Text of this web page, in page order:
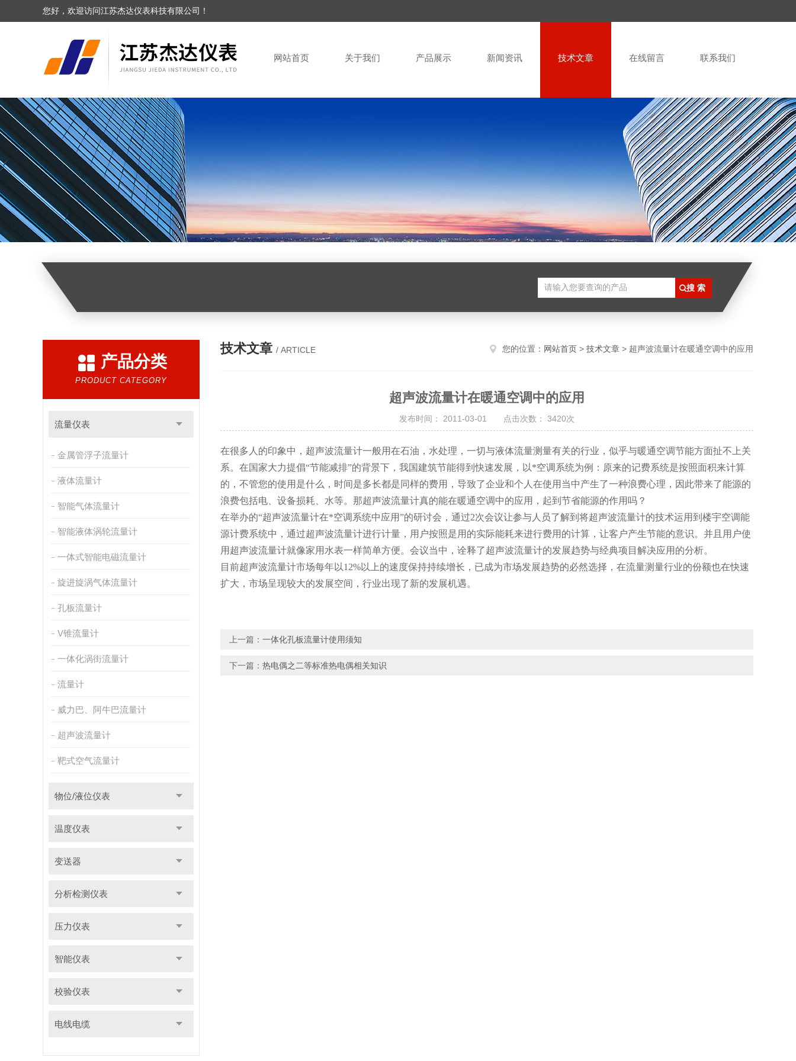
您好，欢迎访问江苏杰达仪表科技有限公司！
网站首页 关于我们 产品展示 新闻资讯 技术文章 在线留言 联系我们
产品分类
PRODUCT CATEGORY
流量仪表
金属管浮子流量计
液体流量计
智能气体流量计
智能液体涡轮流量计
一体式智能电磁流量计
旋进旋涡气体流量计
孔板流量计
V锥流量计
一体化涡街流量计
流量计
威力巴、阿牛巴流量计
超声波流量计
靶式空气流量计
物位/液位仪表
温度仪表
变送器
分析检测仪表
压力仪表
智能仪表
校验仪表
电线电缆
技术文章 / ARTICLE 您的位置： 网站首页 > 技术文章 > 超声波流量计在暖通空调中的应用
超声波流量计在暖通空调中的应用
发布时间： 2011-03-01 点击次数： 3420次
在很多人的印象中，超声波流量计一般用在石油，水处理，一切与液体流量测量有关的行业，似乎与暖通空调节能方面扯不上关
系。在国家大力提倡“节能减排”的背景下，我国建筑节能得到快速发展，以*空调系统为例：原来的记费系统是按照面积来计算
的，不管您的使用是什么，时间是多长都是同样的费用，导致了企业和个人在使用当中产生了一种浪费心理，因此带来了能源的
浪费包括电、设备损耗、水等。那超声波流量计真的能在暖通空调中的应用，起到节省能源的作用吗？
在举办的“超声波流量计在*空调系统中应用”的研讨会，通过2次会议让参与人员了解到将超声波流量计的技术运用到楼宇空调能
源计费系统中，通过超声波流量计进行计量，用户按照是用的实际能耗来进行费用的计算，让客户产生节能的意识。并且用户使
用超声波流量计就像家用水表一样简单方便。会议当中，诠释了超声波流量计的发展趋势与经典项目解决应用的分析。
目前超声波流量计市场每年以12%以上的速度保持持续增长，已成为市场发展趋势的必然选择，在流量测量行业的份额也在快速
扩大，市场呈现较大的发展空间，行业出现了新的发展机遇。
上一篇： 一体化孔板流量计使用须知
下一篇： 热电偶之二等标准热电偶相关知识